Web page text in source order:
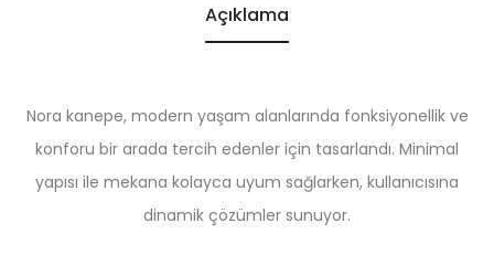
Açıklama
Nora kanepe, modern yaşam alanlarında fonksiyonellik ve
konforu bir arada tercih edenler için tasarlandı. Minimal
yapısı ile mekana kolayca uyum sağlarken, kullanıcısına
dinamik çözümler sunuyor.